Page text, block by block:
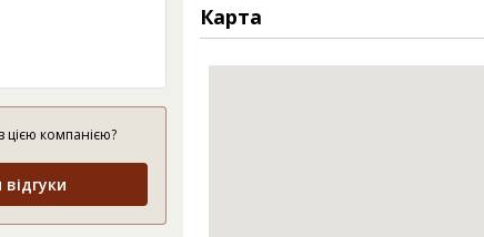
цією компанією?
відгуки
Карта